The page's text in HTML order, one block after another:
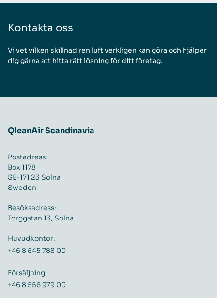
Kontakta oss
Vi vet vilken skillnad ren luft verkligen kan göra och hjälper
dig gärna att hitta rätt lösning för ditt företag.
QleanAir Scandinavia
Postadress:
Box 1178
SE-171 23 Solna
Sweden
Besöksadress:
Torggatan 13, Solna
Huvudkontor:
+46 8 545 788 00
Försäljning:
+46 8 556 979 00